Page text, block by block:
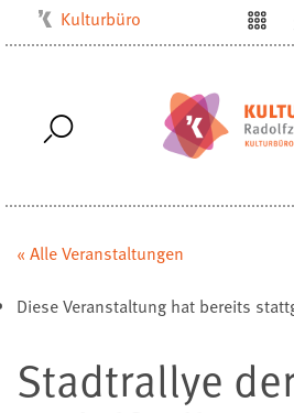
Kulturbüro
Stadtarchiv
Stadtbibliothek
Villa Bosch
« Alle Veranstaltungen
Diese Veranstaltung hat bereits
Stadtrallye